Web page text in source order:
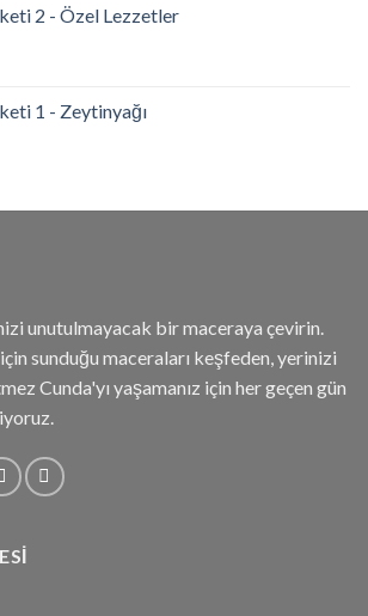
2 - Özel Lezzetler
1 - Zeytinyağı
unutulmayacak bir maceraya çevirin.
sunduğu maceraları keşfeden, yerinizi
Cunda'yı yaşamanız için her geçen gün